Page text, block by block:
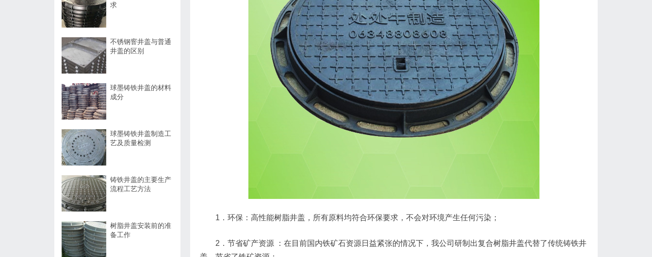
1．环保：高性能树脂井盖，所有原料均符合环保要求，不会对环境产生任何污染；
2．节省矿产资源 ：在目前国内铁矿石资源日益紧张的情况下，我公司研制出复合树脂井盖代替了传统铸铁井
求
不锈钢窨井盖与普通
井盖的区别
球墨铸铁井盖的材料
成分
球墨铸铁井盖制造工
艺及质量检测
铸铁井盖的主要生产
流程工艺方法
树脂井盖安装前的准
备工作